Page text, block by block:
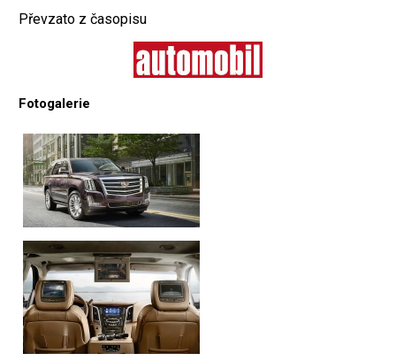
Převzato z časopisu
Fotogalerie